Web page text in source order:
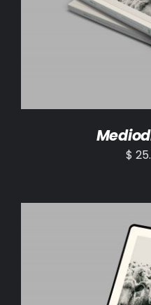
AÑADIR AL
$
AÑADIR AL